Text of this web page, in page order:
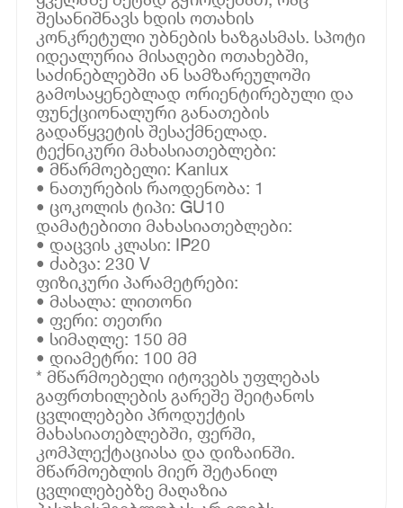
შესანიშნავს ხდის ოთახის
კონკრეტული უბნების ხაზგასმას. სპოტი
იდეალურია მისაღები ოთახებში,
საძინებლებში ან სამზარეულოში
გამოსაყენებლად ორიენტირებული და
ფუნქციონალური განათების
გადაწყვეტის შესაქმნელად.
ტექნიკური მახასიათებლები:
• მწარმოებელი: Kanlux
• ნათურების რაოდენობა: 1
• ცოკოლის ტიპი: GU10
დამატებითი მახასიათებლები:
• დაცვის კლასი: IP20
• ძაბვა: 230 V
ფიზიკური პარამეტრები:
• მასალა: ლითონი
• ფერი: თეთრი
• სიმაღლე: 150 მმ
• დიამეტრი: 100 მმ
* მწარმოებელი იტოვებს უფლებას
გაფრთხილების გარეშე შეიტანოს
ცვლილებები პროდუქტის
მახასიათებლებში, ფერში,
კომპლექტაციასა და დიზაინში.
მწარმოებლის მიერ შეტანილ
ცვლილებებზე მაღაზია